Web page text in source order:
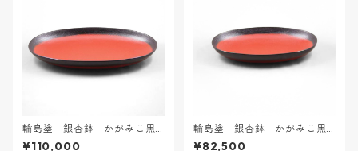
輪島塗 銀杏鉢 かがみこ黒
朱ぼかし 3L
¥110,000
輪島塗 銀杏鉢 かがみこ黒
朱ぼかし 2L
¥82,500